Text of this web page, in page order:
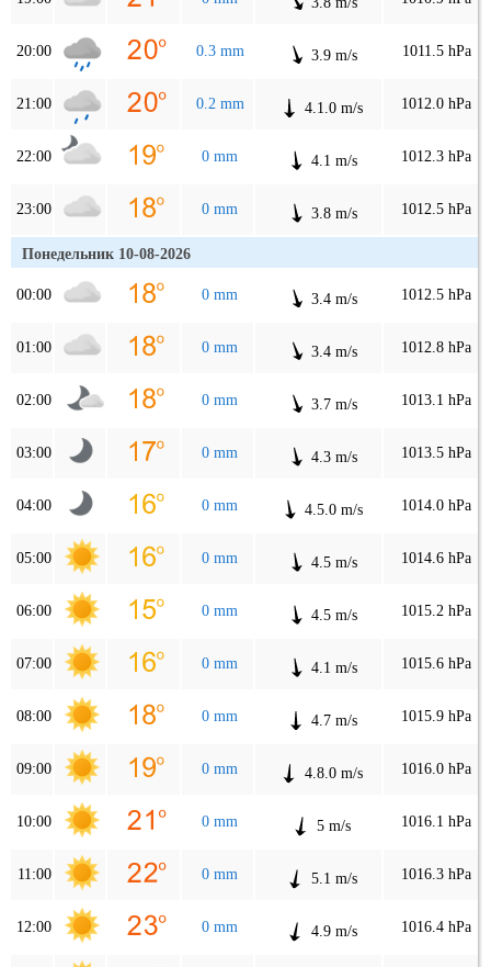
20:00 0.3 mm 3.9 m/s 1011.5 hPa
21:00 0.2 mm 4.1.0 m/s 1012.0 hPa
22:00 0 mm 4.1 m/s 1012.3 hPa
23:00 0 mm 3.8 m/s 1012.5 hPa
Понедельник 10-08-2026
00:00 0 mm 3.4 m/s 1012.5 hPa
01:00 0 mm 3.4 m/s 1012.8 hPa
02:00 0 mm 3.7 m/s 1013.1 hPa
03:00 0 mm 4.3 m/s 1013.5 hPa
04:00 0 mm 4.5.0 m/s 1014.0 hPa
05:00 0 mm 4.5 m/s 1014.6 hPa
06:00 0 mm 4.5 m/s 1015.2 hPa
07:00 0 mm 4.1 m/s 1015.6 hPa
08:00 0 mm 4.7 m/s 1015.9 hPa
09:00 0 mm 4.8.0 m/s 1016.0 hPa
10:00 0 mm 5 m/s 1016.1 hPa
11:00 0 mm 5.1 m/s 1016.3 hPa
12:00 0 mm 4.9 m/s 1016.4 hPa